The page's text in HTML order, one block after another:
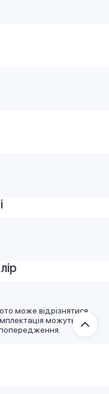
може відрізнятися
можуть бути